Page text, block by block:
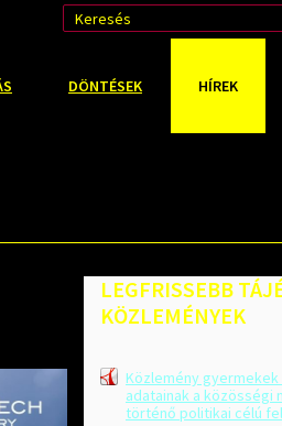
DÖNTÉSEK HÍREK
LEGFRISSEBB
KÖZLEMÉNYEK
Közlemény
adatainak a közösségi
történő politikai célú